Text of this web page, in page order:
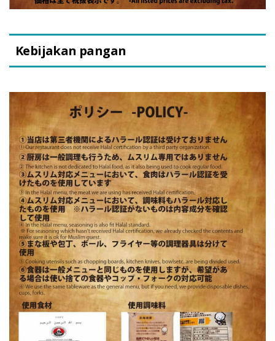
Kebijakan pangan